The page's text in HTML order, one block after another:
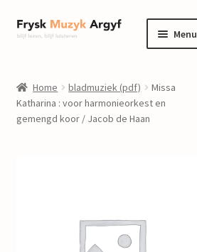
Ga
door
navigatie
Ga
naar
inhoud
Menu
informatie
Home bladmuziek (pdf)
Missa
Katharina : voor harmonieorkest en
gemengd koor / Jacob de Haan